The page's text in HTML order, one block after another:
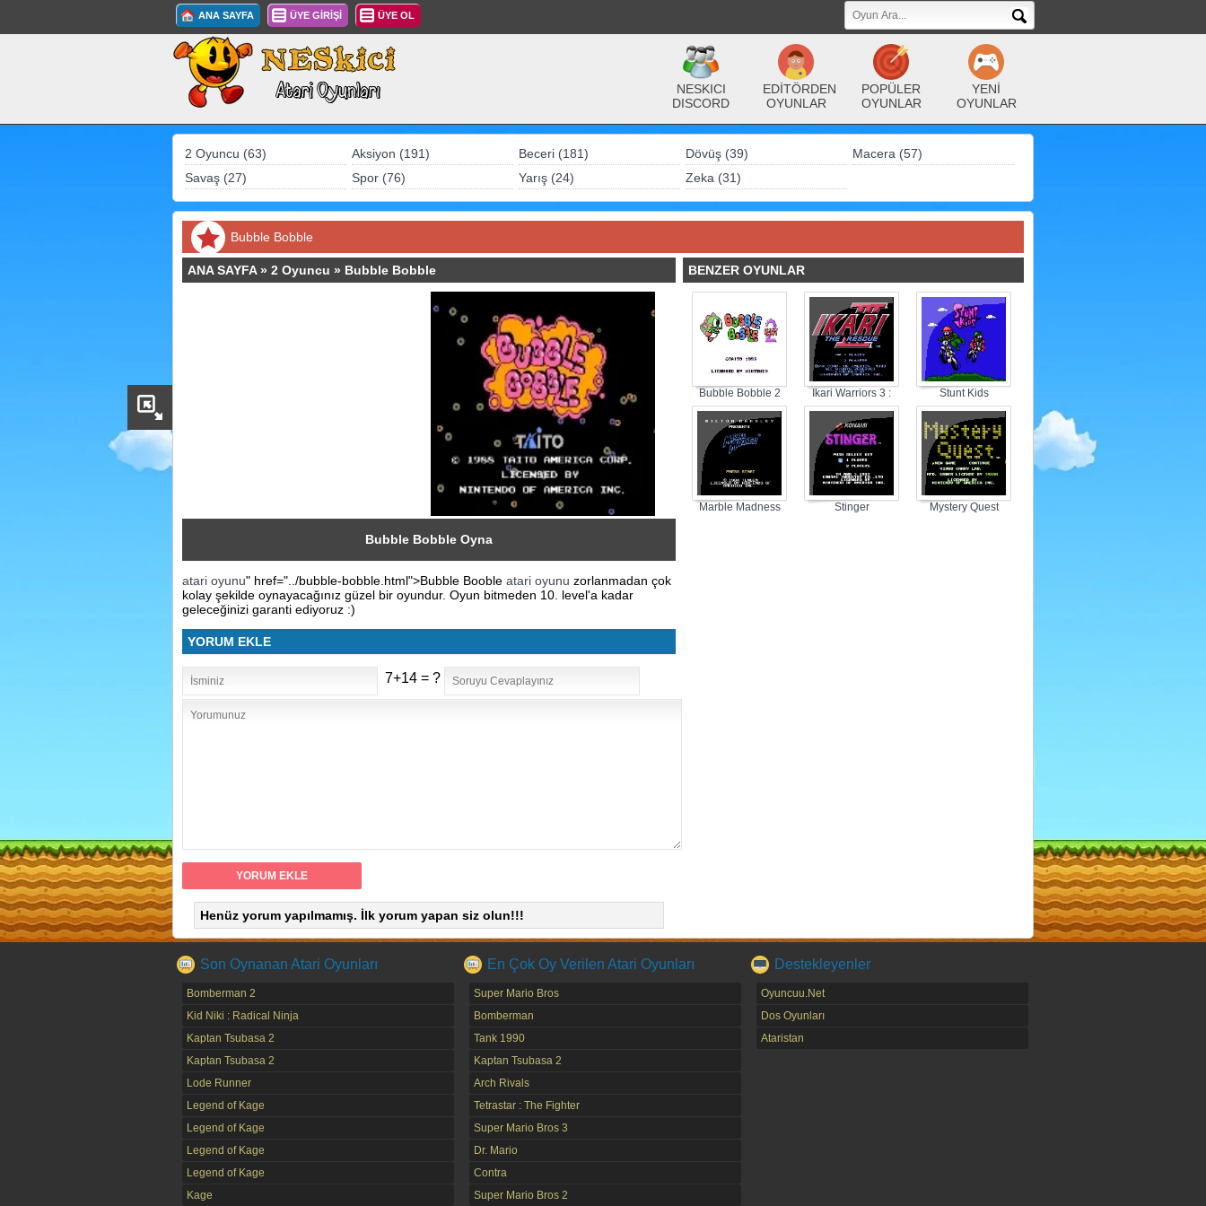
ANA SAYFA ÜYE GİRİŞİ ÜYE OL
YENİ
OYUNLAR
POPÜLER
OYUNLAR
EDİTÖRDEN
OYUNLAR
NESKICI
DISCORD
Pinterest
2 Oyuncu (63) Aksiyon (191) Beceri (181) Dövüş (39)
Macera (57)
Savaş (27)
Spor (76) Yarış (24) Zeka (31)
Bubble Bobble
ANA SAYFA» 2 Oyuncu » Bubble Bobble
Bubble Bobble Oyna
atari oyunu" href="../bubble-bobble.html">Bubble Booble atari oyunu zorlanmadan çok
kolay şekilde oynayacağınız güzel bir oyundur. Oyun bitmeden 10. level'a kadar
geleceğinizi garanti ediyoruz :)
YORUM EKLE
7+14 = ?
Henüz yorum yapılmamış. İlk yorum yapan siz olun!!!
BENZER OYUNLAR
Bubble Bobble 2
Ikari Warriors 3 :
The Rescue
Stunt Kids
Marble Madness Stinger Mystery Quest
Son Oynanan Atari Oyunları
Bomberman 2
Kid Niki : Radical Ninja
Kaptan Tsubasa 2
Kaptan Tsubasa 2
Lode Runner
Legend of Kage
Legend of Kage
Legend of Kage
Legend of Kage
Kage
En Çok Oy Verilen Atari Oyunları
Super Mario Bros
Bomberman
Tank 1990
Kaptan Tsubasa 2
Arch Rivals
Tetrastar : The Fighter
Super Mario Bros 3
Dr. Mario
Contra
Super Mario Bros 2
Destekleyenler
Oyuncuu.Net
Dos Oyunları
Ataristan